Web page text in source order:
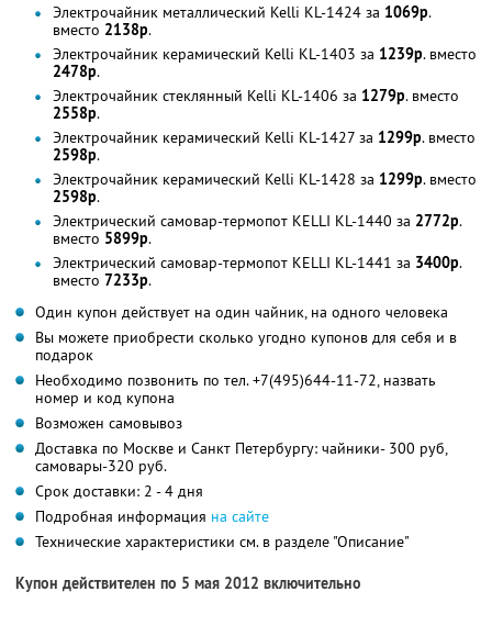
Электрочайник металлический Kelli KL-1424 за 1069р.
вместо 2138р.
Электрочайник керамический Kelli KL-1403 за 1239р. вместо
2478р.
Электрочайник стеклянный Kelli KL-1406 за 1279р. вместо
2558р.
Электрочайник керамический Kelli KL-1427 за 1299р. вместо
2598р.
Электрочайник керамический Kelli KL-1428 за 1299р. вместо
2598р.
Электрический самовар-термопот KELLI KL-1440 за 2772р.
вместо 5899р.
Электрический самовар-термопот KELLI KL-1441 за 3400р.
вместо 7233р.
Один купон действует на один чайник, на одного человека
Вы можете приобрести сколько угодно купонов для себя и в
подарок
Необходимо позвонить по тел. +7(495)644-11-72, назвать
номер и код купона
Возможен самовывоз
Доставка по Москве и Санкт Петербургу: чайники- 300 руб,
самовары-320 руб.
Срок доставки: 2 - 4 дня
Подробная информация на сайте
Технические характеристики см. в разделе "Описание"
Купон действителен по 5 мая 2012 включительно